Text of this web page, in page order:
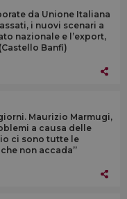
da Unione Italiana
i nuovi scenari a
nazionale e l’export,
Banfi)
Maurizio Marmugi,
a causa delle
ci sono tutte le
non accada”